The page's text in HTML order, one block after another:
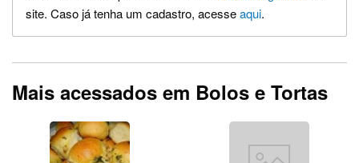
site. Caso já tenha um cadastro, acesseaqui.
Mais acessados em Bolos e Tortas